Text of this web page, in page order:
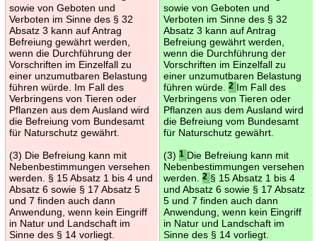
sowie von Geboten und
Verboten im Sinne des § 32
Absatz 3 kann auf Antrag
Befreiung gewährt werden,
wenn die Durchführung der
Vorschriften im Einzelfall zu
einer unzumutbaren Belastung
führen würde. Im Fall des
Verbringens von Tieren oder
Pflanzen aus dem Ausland wird
die Befreiung vom Bundesamt
für Naturschutz gewährt.
(3) Die Befreiung kann mit
Nebenbestimmungen versehen
werden. § 15 Absatz 1 bis 4 und
Absatz 6 sowie § 17 Absatz 5
und 7 finden auch dann
Anwendung, wenn kein Eingriff
in Natur und Landschaft im
Sinne des § 14 vorliegt.
sowie von Geboten und
Verboten im Sinne des § 32
Absatz 3 kann auf Antrag
Befreiung gewährt werden,
wenn die Durchführung der
Vorschriften im Einzelfall zu
einer unzumutbaren Belastung
führen würde.
2 Im Fall des
Verbringens von Tieren oder
Pflanzen aus dem Ausland wird
die Befreiung vom Bundesamt
für Naturschutz gewährt.
(3) 1 Die Befreiung kann mit
Nebenbestimmungen versehen
werden.
2 § 15 Absatz 1 bis 4
und Absatz 6 sowie § 17 Absatz
5 und 7 finden auch dann
Anwendung, wenn kein Eingriff
in Natur und Landschaft im
Sinne des § 14 vorliegt.